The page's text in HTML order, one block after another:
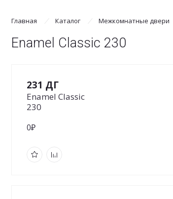
Главная Каталог Межкомнатные двери
Enamel Classic 230
231 ДГ
Enamel Classic
230
0₽